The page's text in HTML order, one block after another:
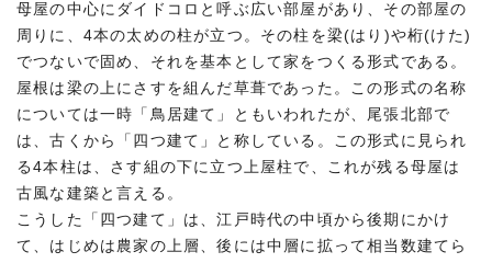
母屋の中心にダイドコロと呼ぶ広い部屋があり、その部屋の
周りに、4本の太めの柱が立つ。その柱を梁(はり)や桁(けた)
でつないで固め、それを基本として家をつくる形式である。
屋根は梁の上にさすを組んだ草葺であった。この形式の名称
については一時「鳥居建て」ともいわれたが、尾張北部で
は、古くから「四つ建て」と称している。この形式に見られ
る4本柱は、さす組の下に立つ上屋柱で、これが残る母屋は
古風な建築と言える。
こうした「四つ建て」は、江戸時代の中頃から後期にかけ
て、はじめは農家の上層、後には中層に拡って相当数建てら